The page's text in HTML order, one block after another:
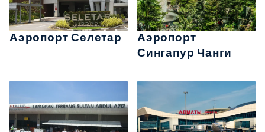
Аэропорт Селетар
Аэропорт
Сингапур Чанги